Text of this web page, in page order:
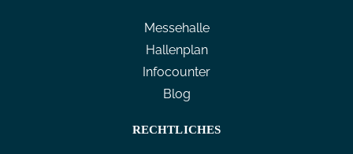
Messehalle
Hallenplan
Infocounter
Blog
RECHTLICHES